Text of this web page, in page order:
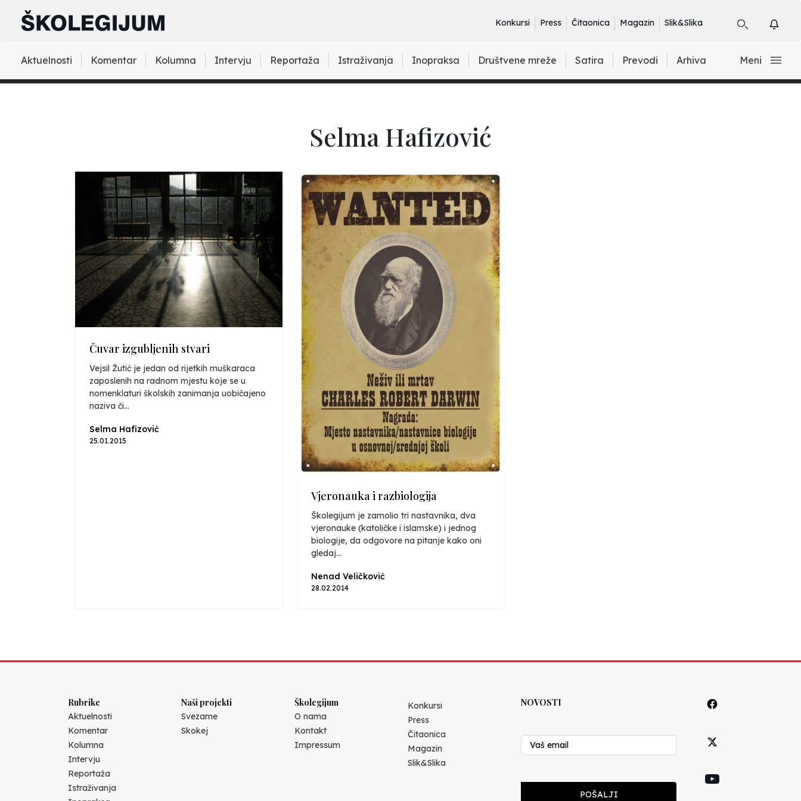
Konkursi Press Čitaonica Magazin Slik&Slika
Aktuelnosti Komentar Kolumna Intervju Reportaža Istraživanja Inopraksa Društvene mreže Satira Prevodi Arhiva Meni
Selma Hafizović
Čuvar izgubljenih stvari
Vejsil Žutić je jedan od rijetkih muškaraca
zaposlenih na radnom mjestu koje se u
nomenklaturi školskih zanimanja uobičajeno
naziva či...
Selma Hafizović
25.01.2015
Vjeronauka i razbiologija
Školegijum je zamolio tri nastavnika, dva
vjeronauke (katoličke i islamske) i jednog
biologije, da odgovore na pitanje kako oni
gledaj...
Nenad Veličković
28.02.2014
Rubrike
Aktuelnosti
Komentar
Kolumna
Intervju
Reportaža
Istraživanja
Naši projekti
Svezame
Skokej
Školegijum
O nama
Kontakt
Impressum
Konkursi
Press
Čitaonica
Magazin
Slik&Slika
NOVOSTI
POŠALJI